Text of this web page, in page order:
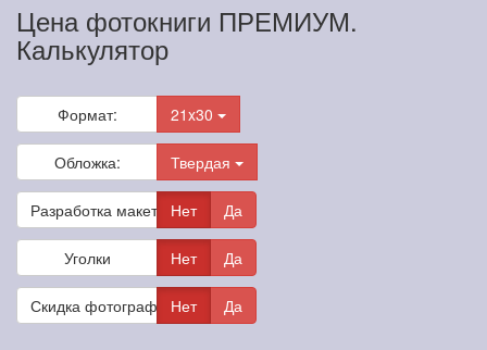
Цена фотокниги ПРЕМИУМ.
Калькулятор
Формат: 21x30
Обложка: Твердая
Разработка макета Нет Да
Уголки Нет Да
Скидка фотографамНет Да